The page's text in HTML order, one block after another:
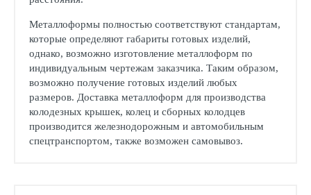
Металлоформы полностью соответствуют стандартам,
которые определяют габариты готовых изделий,
однако, возможно изготовление металлоформ по
индивидуальным чертежам заказчика. Таким образом,
возможно получение готовых изделий любых
размеров. Доставка металлоформ для производства
колодезных крышек, колец и сборных колодцев
производится железнодорожным и автомобильным
спецтранспортом, также возможен самовывоз.